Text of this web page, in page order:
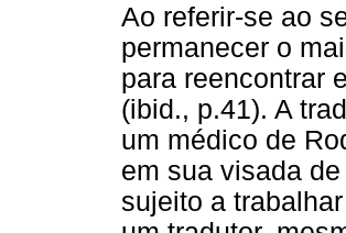
Ao referir-se ao
permanecer o
para reencontrar
(ibid., p.41). A
um médico de
em sua visada
sujeito a